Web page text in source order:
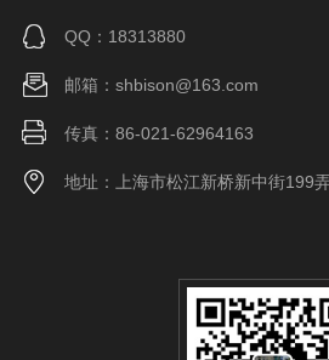
QQ：18313880
邮箱：shbison@163.com
传真：86-021-62964163
地址：上海市松江新桥新中街199